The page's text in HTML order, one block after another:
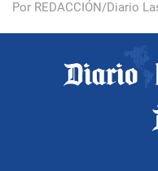
Por REDACCIÓN/Diario